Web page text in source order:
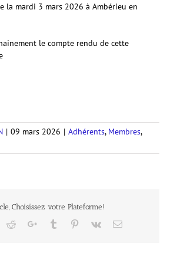
la mardi 3 mars 2026 à Ambérieu en
le compte rendu de cette
| 09 mars 2026 | Adhérents, Membres,
Choisissez votre Plateforme!
RedditGoogle+Tumblr Pinterest
Vk Email